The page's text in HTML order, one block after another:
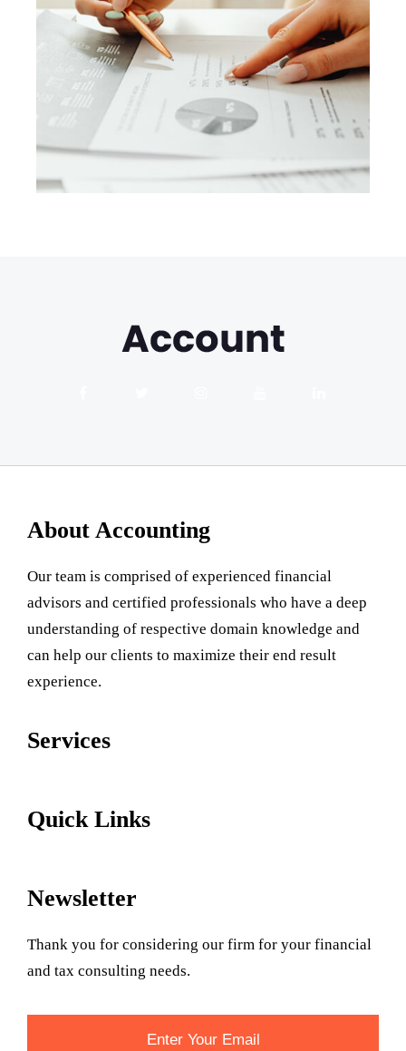
About Accounting
Our team is comprised of experienced financial
advisors and certified professionals who have a deep
understanding of respective domain knowledge and
can help our clients to maximize their end result
experience.
Services
Quick Links
Newsletter
Thank you for considering our firm for your financial
and tax consulting needs.